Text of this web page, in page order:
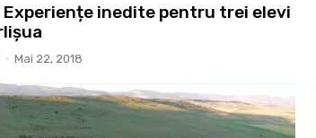
Experiențe inedite pentru trei elevi
- Mai 22, 2018